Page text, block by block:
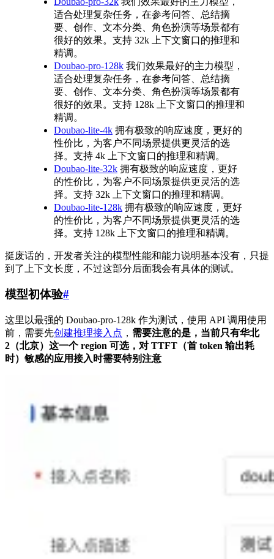
适合处理复杂任务，在参考问答、总结摘
要、创作、文本分类、角色扮演等场景都有
很好的效果。支持 32k 上下文窗口的推理和
精调。
Doubao-pro-128k 我们效果最好的主力模型，
适合处理复杂任务，在参考问答、总结摘
要、创作、文本分类、角色扮演等场景都有
很好的效果。支持 128k 上下文窗口的推理和
精调。
Doubao-lite-4k 拥有极致的响应速度，更好的
性价比，为客户不同场景提供更灵活的选
择。支持 4k 上下文窗口的推理和精调。
Doubao-lite-32k 拥有极致的响应速度，更好
的性价比，为客户不同场景提供更灵活的选
择。支持 32k 上下文窗口的推理和精调。
Doubao-lite-128k 拥有极致的响应速度，更好
的性价比，为客户不同场景提供更灵活的选
择。支持 128k 上下文窗口的推理和精调。
挺废话的，开发者关注的模型性能和能力说明基本没有，只提
到了上下文长度，不过这部分后面我会有具体的测试。
模型初体验#
这里以最强的 Doubao-pro-128k 作为测试，使用 API 调用使用
前，需要先创建推理接入点 ， 需要注意的是，当前只有华北
2（北京）这一个 region 可选，对 TTFT（首 token 输出耗
时）敏感的应用接入时需要特别注意